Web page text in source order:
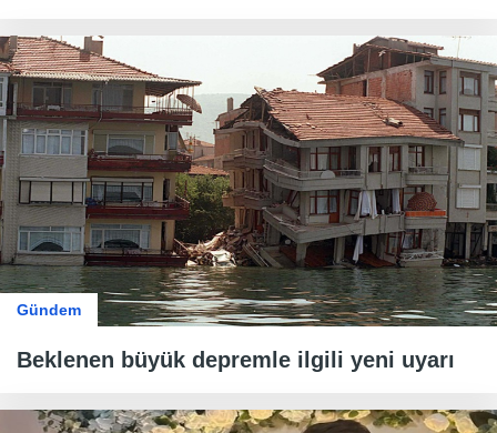
Gündem
Beklenen büyük depremle ilgili yeni uyarı